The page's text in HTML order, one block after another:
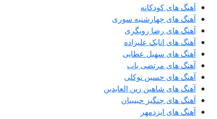
آهنگ های کودکانه
آهنگ های چهارشنبه سوری
آهنگ های رضا رویگری
آهنگ های اتابک علیزاده
آهنگ های سهیل عطایی
آهنگ های مرتضی باب
آهنگ های حسین توکلی
آهنگ های شاهین زین العابدین
آهنگ های چنگیز حبیبیان
آهنگ های ایزدمهر